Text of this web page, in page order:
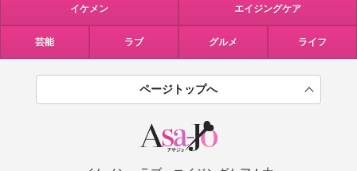
イケメン エイジングケア
芸能 ラブ グルメ ライフ
ページトップへ